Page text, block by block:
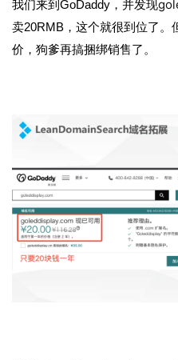
例
拆
解
盘
手
l
u
b
干
货
我们来到GoDaddy，并发现
卖20RMB，这个就很到位了。
价，狗爹再搞捆绑销售了。